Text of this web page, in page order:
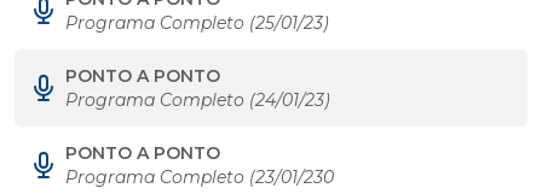
Programa Completo (25/01/23)
PONTO A PONTO
Programa Completo (24/01/23)
PONTO A PONTO
Programa Completo (23/01/230